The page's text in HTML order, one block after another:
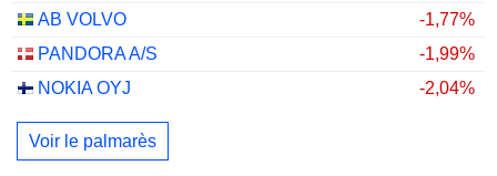
AB VOLVO
-1,77%
PANDORA A/S
-1,99%
NOKIA OYJ
-2,04%
Voir le palmarès